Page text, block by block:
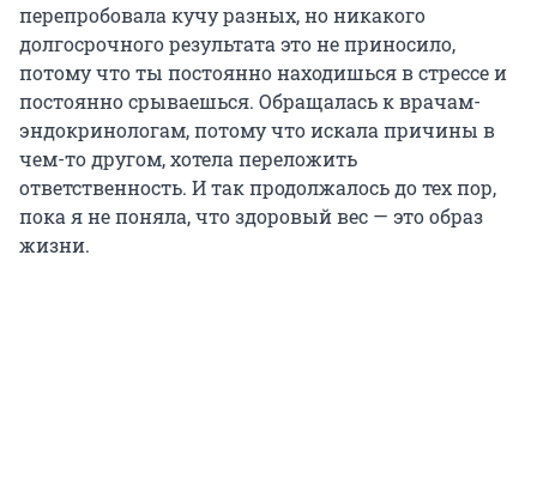
перепробовала кучу разных, но никакого
долгосрочного результата это не приносило,
потому что ты постоянно находишься в стрессе и
постоянно срываешься. Обращалась к врачам-
эндокринологам, потому что искала причины в
чем-то другом, хотела переложить
ответственность. И так продолжалось до тех пор,
пока я не поняла, что здоровый вес — это образ
жизни.